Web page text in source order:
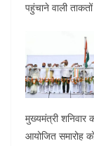
पहुंचाने वाली
मुख्यमंत्री शनिवार
आयोजित समारोह